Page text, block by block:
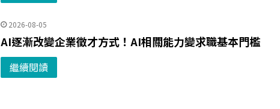
2026-08-05
AI逐漸改變企業徵才方式！AI相關能力變求職基本門檻
繼續閱讀